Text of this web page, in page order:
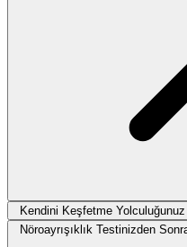
Kendini Keşfetme
Nöroayrışıklık Testinizden